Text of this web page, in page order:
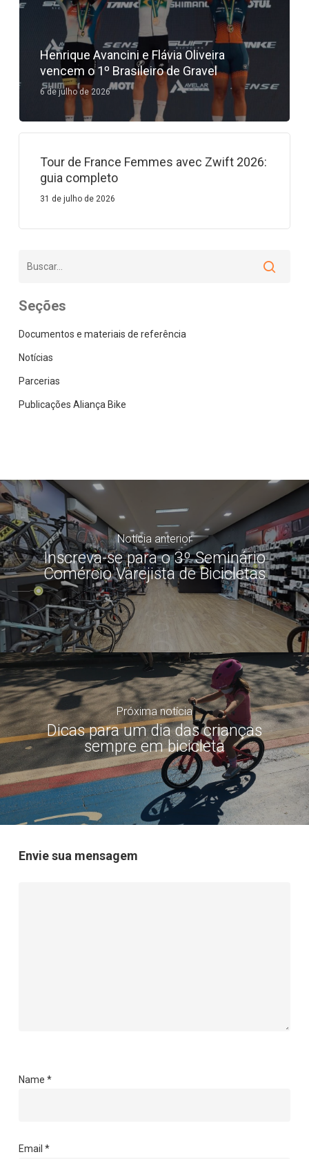
Henrique Avancini e Flávia Oliveira
vencem o 1º Brasileiro de Gravel
6 de julho de 2026
Tour de France Femmes avec Zwift 2026:
guia completo
31 de julho de 2026
Seções
Documentos e materiais de referência
Notícias
Parcerias
Publicações Aliança Bike
Notícia anterior
Inscreva-se para o 3º Seminário
Comércio Varejista de Bicicletas
Próxima notícia
Dicas para um dia das crianças
sempre em bicicleta
Envie sua mensagem
Name *
Email *